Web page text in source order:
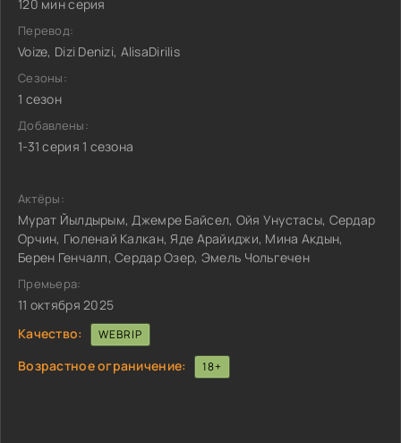
120 мин серия
Перевод:
Voize, Dizi Denizi, AlisaDirilis
Сезоны:
1 сезон
Добавлены:
1-31 серия 1 сезона
Актёры:
Мурат Йылдырым, Джемре Байсел, Ойя Унустасы, Сердар
Орчин, Гюленай Калкан, Яде Арайиджи, Мина Акдын,
Берен Генчалп, Сердар Озер, Эмель Чольгечен
Премьера:
11 октября 2025
Качество:
WEBRIP
Возрастное ограничение: 18+